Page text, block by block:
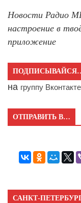
Новости Радио
настроение в
приложение
на группу Вконтакте
ОТПРАВИТЬ В…
САНКТ-